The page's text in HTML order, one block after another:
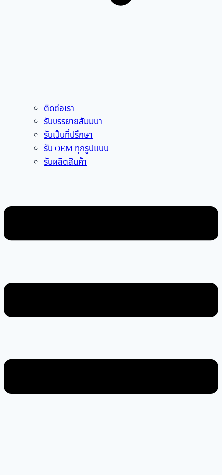
ติดต่อเรา
รับบรรยายสัมมนา
รับเป็นที่ปรึกษา
รับ OEM ทุกรูปแบบ
รับผลิตสินค้า